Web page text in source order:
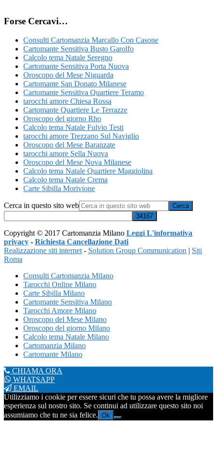
Forse Cercavi…
Consulti Cartomanzia Marcallo Con Casone
Cartomante Sensitiva Busto Garolfo
Calcolo tema Natale Seregno
Cartomante Sensitiva Porta Nuova
Oroscopo del Mese Niguarda
Cartomante San Donato Milanese
Cartomante Sensitiva Quartiere Teramo
tarocchi amore Chiesa Rossa
Cartomante Quartiere Le Terrazze
Oroscopo del giorno Rho
Calcolo tema Natale Fulvio Testi
tarocchi amore Trezzano Sul Naviglio
Oroscopo del Mese Baranzate
tarocchi amore Sella Nuova
Oroscopo del Mese Nova Milanese
Calcolo tema Natale Quartiere Maggiolina
Calcolo tema Natale Crema
Carte Sibilla Morivione
Cerca in questo sito web
Copyright © 2017 Cartomanzia Milano Leggi L'informativa
privacy - Richiesta Cancellazione Dati
Realizzazione siti internet - Solution Group Communication | Siti
Roma
Consulti Cartomanzia Milano
Tarocchi Online Milano
Carte Sibilla Milano
Cartomante Sensitiva Milano
Tarocchi Amore Milano
Oroscopo del Mese Milano
Oroscopo del giorno Milano
Calcolo tema Natale Milano
Cartomanzia Milano
Cartomante Milano
CHIAMA ORA
WHATSAPP
EMAIL
Utilizziamo i cookie per essere sicuri che tu possa avere la migliore
esperienza sul nostro sito. Se continui ad utilizzare questo sito noi
assumiamo che tu ne sia felice. Ok